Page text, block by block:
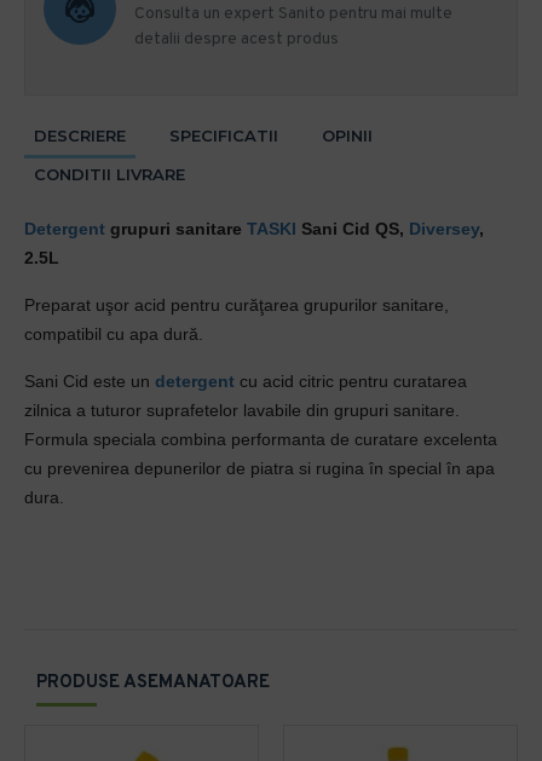
Consulta un expert Sanito pentru mai multe
detalii despre acest produs
PRODUSE ASEMANATOARE
DESCRIERE SPECIFICATII
OPINII
CONDITII LIVRARE
Detergent grupuri sanitare TASKI Sani Cid QS, Diversey,
2.5L
Preparat uşor acid pentru curăţarea grupurilor sanitare,
compatibil cu apa dură.
Sani Cid este un detergent cu acid citric pentru curatarea
zilnica a tuturor suprafetelor lavabile din grupuri sanitare.
Formula speciala combina performanta de curatare excelenta
cu prevenirea depunerilor de piatra si rugina în special în apa
dura.